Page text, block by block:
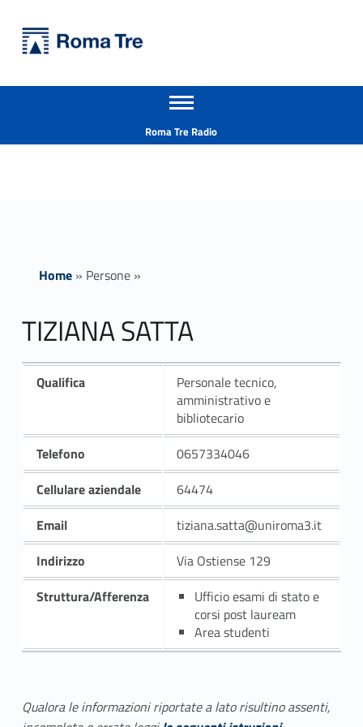
TIZIANA SATTA insegnamenti - Università Roma Tre
Apri il menu secondario
Roma Tre Radio
Home» Persone»
TIZIANA SATTA
Qualifica
Personale tecnico,
amministrativo e
bibliotecario
Telefono
0657334046
Cellulare aziendale
64474
Email
tiziana.satta@uniroma3.it
Indirizzo
Via Ostiense 129
Struttura/Afferenza
Ufficio esami di stato e
corsi post lauream
Area studenti
Qualora le informazioni riportate a lato risultino assenti,